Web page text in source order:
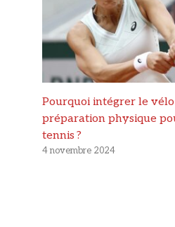
Pourquoi intégrer le
préparation physique
tennis ?
4 novembre 2024